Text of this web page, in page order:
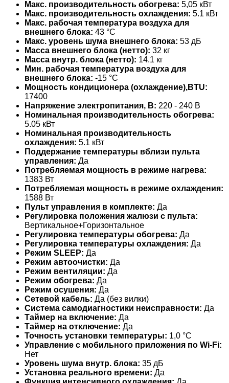
Макс. производительность обогрева: 5,05 кВт
Макс. производительность охлаждения: 5.1 кВт
Макс. рабочая температура воздуха для
внешнего блока: 43 °С
Макс. уровень шума внешнего блока: 53 дБ
Масса внешнего блока (нетто): 32 кг
Масса внутр. блока (нетто): 14.1 кг
Мин. рабочая температура воздуха для
внешнего блока: -15 °С
Мощность кондиционера (охлаждение),BTU:
17400
Напряжение электропитания, В: 220 - 240 В
Номинальная производительность обогрева:
5.05 кВт
Номинальная производительность
охлаждения: 5.1 кВт
Поддержание температуры вблизи пульта
управления: Да
Потребляемая мощность в режиме нагрева:
1383 Вт
Потребляемая мощность в режиме охлаждения:
1588 Вт
Пульт управления в комплекте: Да
Регулировка положения жалюзи с пульта:
Вертикальное+Горизонтальное
Регулировка температуры обогрева: Да
Регулировка температуры охлаждения: Да
Режим SLEEP: Да
Режим автоочистки: Да
Режим вентиляции: Да
Режим обогрева: Да
Режим осушения: Да
Сетевой кабель: Да (без вилки)
Система самодиагностики неисправности: Да
Таймер на включение: Да
Таймер на отключение: Да
Точность установки температуры: 1,0 °С
Управление c мобильного приложения по Wi-Fi:
Нет
Уровень шума внутр. блока: 35 дБ
Установка реального времени: Да